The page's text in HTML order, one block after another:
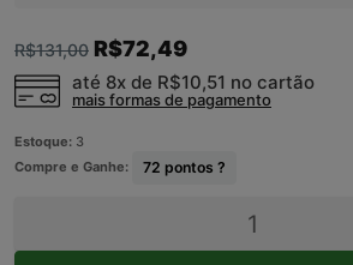
R$131,00 R$72,49
até 8x de R$10,51 no cartão
mais formas de pagamento
Estoque: 3
Compre e Ganhe:
72 pontos ?